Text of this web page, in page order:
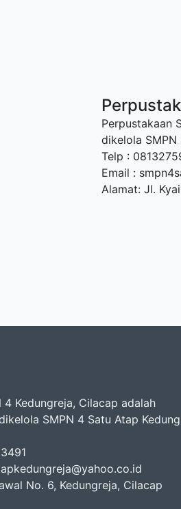
Perpustakaan
dikelola SMPN
Telp :
Email :
Alamat: Jl.
4 Kedungreja, Cilacap adalah
SMPN 4 Satu Atap
No. 6, Kedungreja, Cilacap